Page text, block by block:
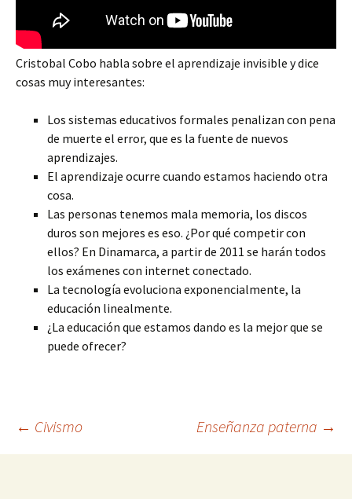
Cristobal Cobo habla sobre el aprendizaje invisible y dice
cosas muy interesantes:
Los sistemas educativos formales penalizan con pena
de muerte el error, que es la fuente de nuevos
aprendizajes.
El aprendizaje ocurre cuando estamos haciendo otra
cosa.
Las personas tenemos mala memoria, los discos
duros son mejores es eso. ¿Por qué competir con
ellos? En Dinamarca, a partir de 2011 se harán todos
los exámenes con internet conectado.
La tecnología evoluciona exponencialmente, la
educación linealmente.
¿La educación que estamos dando es la mejor que se
puede ofrecer?
Navegación
← Civismo Enseñanza paterna →